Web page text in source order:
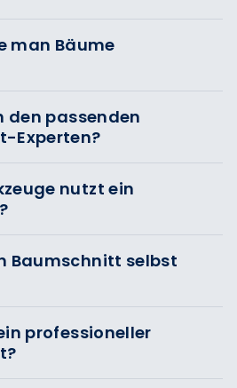
man Bäume
den passenden
Experten?
nutzt ein
Baumschnitt selbst
professioneller